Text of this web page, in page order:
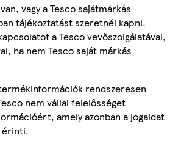
vagy a Tesco sajátmárkás
tájékoztatást szeretnél kapni,
a Tesco vevőszolgálatával,
ha nem Tesco saját márkás
rendszeresen
nem vállal felelősséget
amely azonban a jogaidat
érinti.